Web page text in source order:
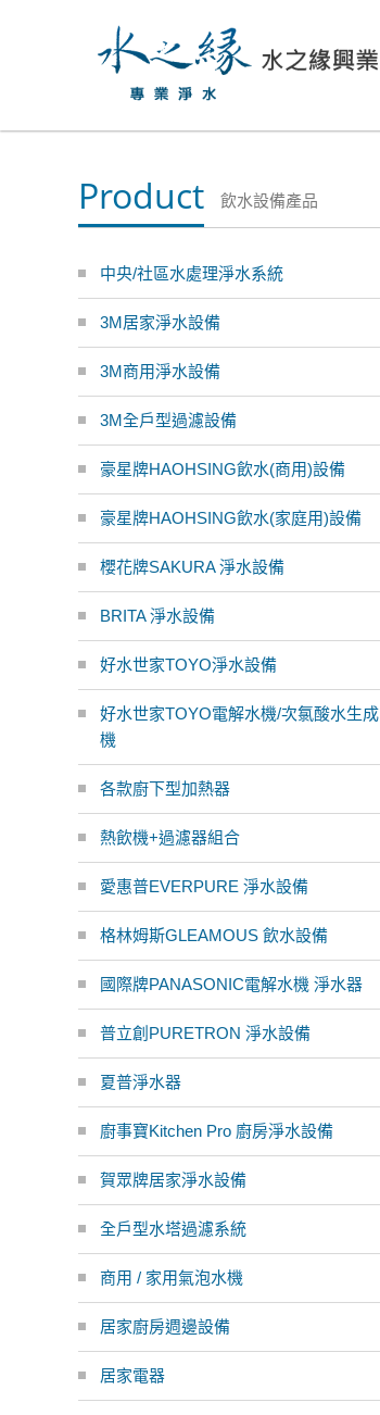
Product 飲水設備產品
中央/社區水處理淨水系統
3M居家淨水設備
3M商用淨水設備
3M全戶型過濾設備
豪星牌HAOHSING飲水(商用)設備
豪星牌HAOHSING飲水(家庭用)設備
櫻花牌SAKURA 淨水設備
BRITA 淨水設備
好水世家TOYO淨水設備
好水世家TOYO電解水機/次氯酸水生成
機
各款廚下型加熱器
熱飲機+過濾器組合
愛惠普EVERPURE 淨水設備
格林姆斯GLEAMOUS 飲水設備
國際牌PANASONIC電解水機 淨水器
普立創PURETRON 淨水設備
夏普淨水器
廚事寶Kitchen Pro 廚房淨水設備
賀眾牌居家淨水設備
全戶型水塔過濾系統
商用 / 家用氣泡水機
居家廚房週邊設備
居家電器